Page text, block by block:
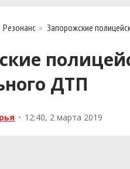
Резонанс » Запорожские
ДТП
• 12:40, 2 марта 2019